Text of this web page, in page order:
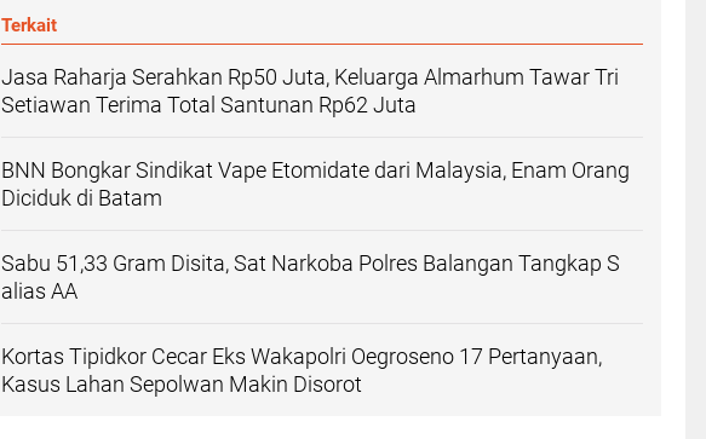
Terkait
Jasa Raharja Serahkan Rp50 Juta, Keluarga Almarhum Tawar Tri
Setiawan Terima Total Santunan Rp62 Juta
BNN Bongkar Sindikat Vape Etomidate dari Malaysia, Enam Orang
Diciduk di Batam
Sabu 51,33 Gram Disita, Sat Narkoba Polres Balangan Tangkap S
alias AA
Kortas Tipidkor Cecar Eks Wakapolri Oegroseno 17 Pertanyaan,
Kasus Lahan Sepolwan Makin Disorot